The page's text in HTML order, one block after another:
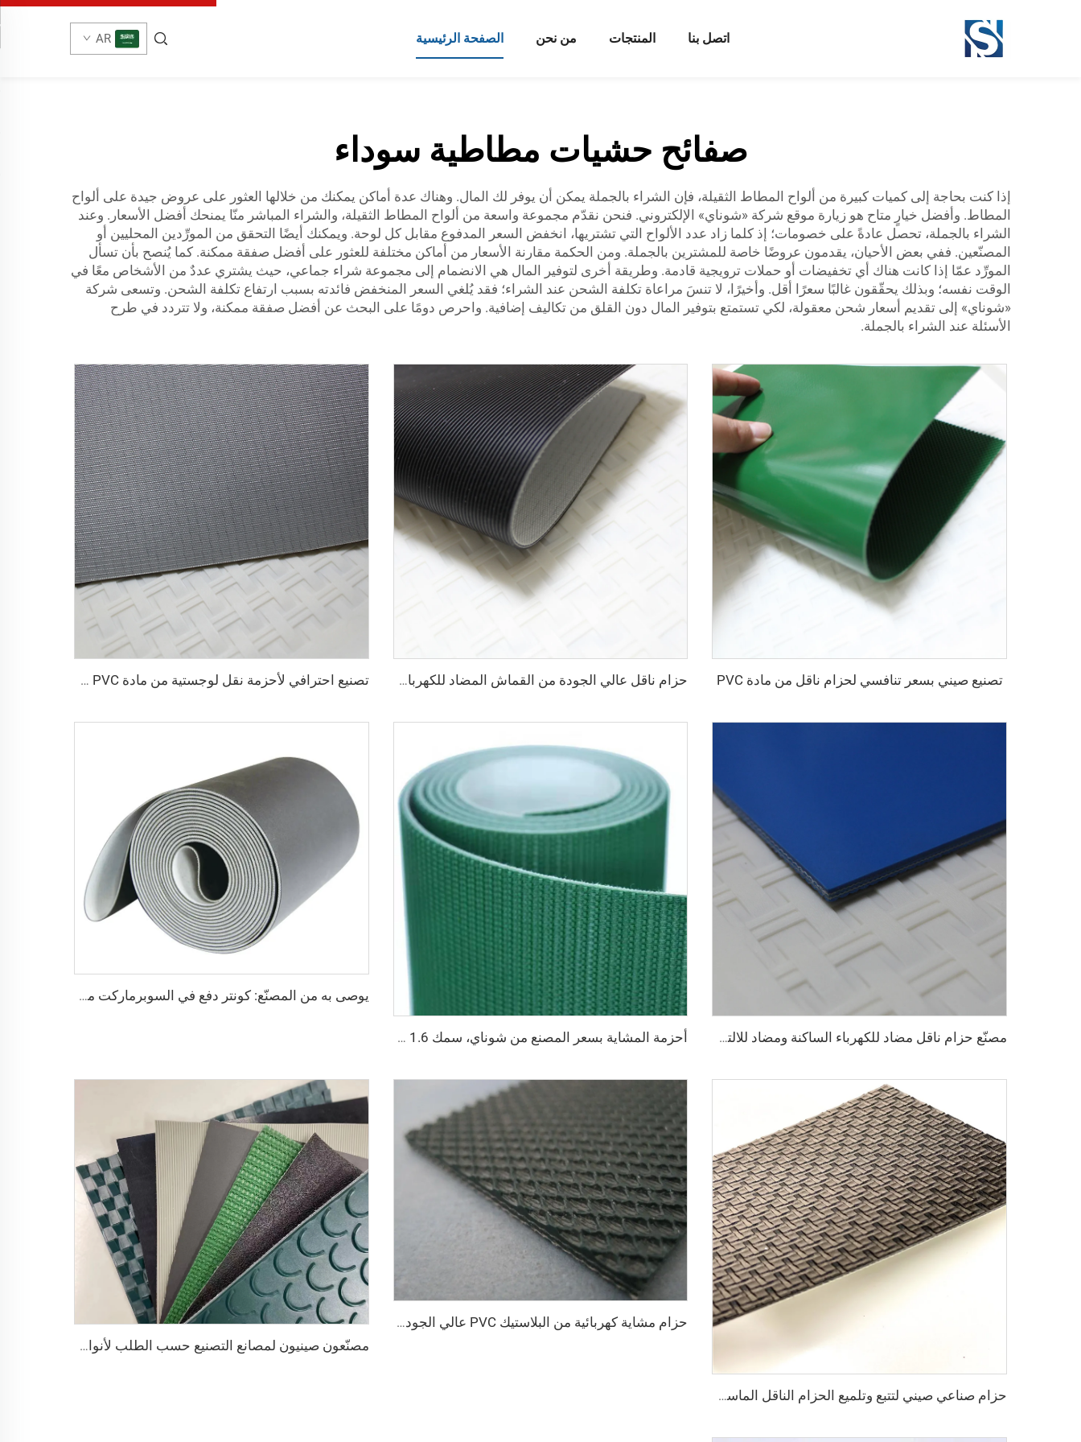
الصفحة الرئيسية من نحن المنتجات اتصل بنا AR
صفائح حشيات مطاطية سوداء
إذا كنت بحاجة إلى كميات كبيرة من ألواح المطاط الثقيلة، فإن الشراء بالجملة يمكن أن يوفر لك المال. وهناك عدة أماكن يمكنك من خلالها العثور على عروض جيدة على ألواح
المطاط. وأفضل خيارٍ متاح هو زيارة موقع شركة «شوناي» الإلكتروني. فنحن نقدّم مجموعة واسعة من ألواح المطاط الثقيلة، والشراء المباشر منّا يمنحك أفضل الأسعار. وعند
الشراء بالجملة، تحصل عادةً على خصومات؛ إذ كلما زاد عدد الألواح التي تشتريها، انخفض السعر المدفوع مقابل كل لوحة. ويمكنك أيضًا التحقق من المورِّدين المحليين أو
المصنّعين. ففي بعض الأحيان، يقدمون عروضًا خاصة للمشترين بالجملة. ومن الحكمة مقارنة الأسعار من أماكن مختلفة للعثور على أفضل صفقة ممكنة. كما يُنصح بأن تسأل
المورِّد عمّا إذا كانت هناك أي تخفيضات أو حملات ترويجية قادمة. وطريقة أخرى لتوفير المال هي الانضمام إلى مجموعة شراء جماعي، حيث يشتري عددٌ من الأشخاص معًا في
الوقت نفسه؛ وبذلك يحقّقون غالبًا سعرًا أقل. وأخيرًا، لا تنسَ مراعاة تكلفة الشحن عند الشراء؛ فقد يُلغي السعر المنخفض فائدته بسبب ارتفاع تكلفة الشحن. وتسعى شركة
«شوناي» إلى تقديم أسعار شحن معقولة، لكي تستمتع بتوفير المال دون القلق من تكاليف إضافية. واحرص دومًا على البحث عن أفضل صفقة ممكنة، ولا تتردد في طرح
الأسئلة عند الشراء بالجملة.
تصنيع صيني بسعر تنافسي لحزام ناقل من مادة PVC حزام ناقل عالي الجودة من القماش المضاد للكهرباء الساكنة بلون أسود بسماكة 2 مم من مادة PVC للنقل اللوجستي مباشرة من المصنع تصنيع احترافي لأحزمة نقل لوجستية من مادة PVC من أجل فرز وتوزيع فعال في صناعات المطاعم
مصنّع حزام ناقل مضاد للكهرباء الساكنة ومضاد للالتصاق لمطاعم المخابز والحلويات أحزمة المشاية بسعر المصنع من شوناي، سمك 1.6 مم، حزام مشاية أسود من مادة PVC، حزام ماكينة مشي
يوصى به من المصنّع: كونتر دفع في السوبرماركت مزود بسيور نقل، سيور نقل ذات استقرار عالي في السرعة، من مادة البولي يوريثان (PU)
حزام صناعي صيني لتتبع وتلميع الحزام الناقل الماسي من مادة PVC
حزام مشاية كهربائية من البلاستيك PVC عالي الجودة من مورد صيني، ناعم وهادئ ومطاطي ويظل مستقرًا ومقاومًا للانزلاق
مصنّعون صينيون لمصانع التصنيع حسب الطلب لأنواع pu وpvc وpvk من أحزمة النقل البوليسترية